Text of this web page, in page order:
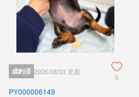
成約済 2026/08/03 更新
0
PY000006149